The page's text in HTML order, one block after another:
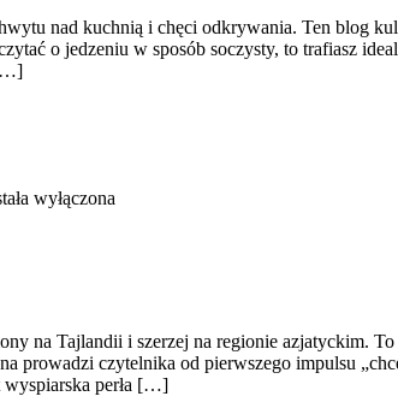
nad kuchnią i chęci odkrywania. Ten blog
o jedzeniu w sposób soczysty, to trafiasz
[…]
wyłączona
na Tajlandii i szerzej na regionie azjatyckim.
prowadzi czytelnika od pierwszego impulsu
wyspiarska perła […]